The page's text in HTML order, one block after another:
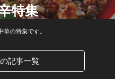
特集
の特集です。
記事一覧